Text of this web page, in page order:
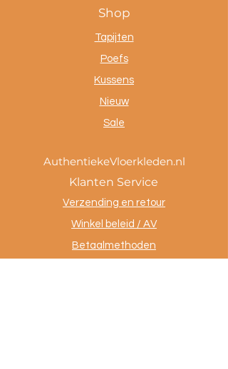
Shop
Tapijten
Poefs
Kussens
Nieuw
Sale
AuthentiekeVloerkleden.nl
Klanten Service
Verzending en retour
Winkel beleid / AV
Betaalmethoden